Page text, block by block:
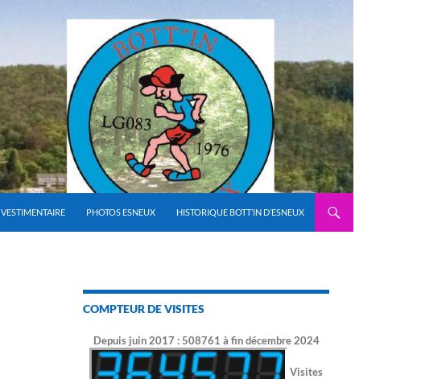
VESTIMENTAIRE PHOTOS ESNEUX HISTORIQUE BOTT’IN D’ESNEUX
COMPTEUR DE VISITES
Depuis juin 2017 : 508761 à fin décembre 2024
Visites